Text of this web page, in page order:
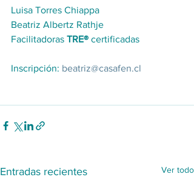
Luisa Torres Chiappa
Beatriz Albertz Rathje
Facilitadoras TRE® certificadas
Inscripción: beatriz@casafen.cl
Entradas recientes Ver todo